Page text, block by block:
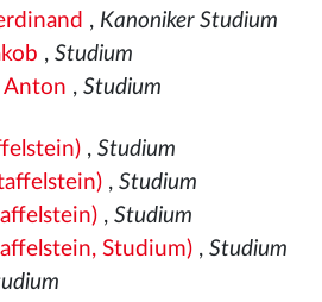
, Kanoniker Studium
, Studium
Anton , Studium
, Studium
, Studium
, Studium
Studium), Studium